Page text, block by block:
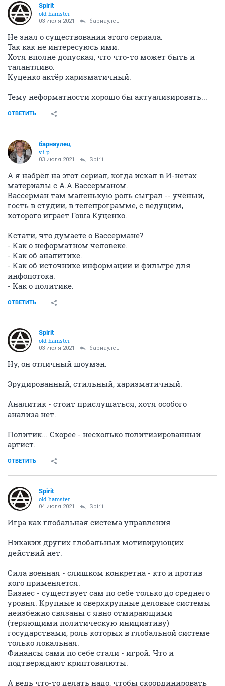
Spirit
old hamster
03 июля 2021 барнаулец
Не знал о существовании этого сериала.
Так как не интересуюсь ими.
Хотя вполне допуская, что что-то может быть и
талантливо.
Куценко актёр харизматичный.
Тему неформатности хорошо бы актуализировать...
ОТВЕТИТЬ
барнаулец
v.i.p.
03 июля 2021 Spirit
А я набрёл на этот сериал, когда искал в И-нетах
материалы с А.А.Вассерманом.
Вассерман там маленькую роль сыграл -- учёный,
гость в студии, в телепрограмме, с ведущим,
которого играет Гоша Куценко.
Кстати, что думаете о Вассермане?
- Как о неформатном человеке.
- Как об аналитике.
- Как об источнике информации и фильтре для
инфопотока.
- Как о политике.
ОТВЕТИТЬ
Spirit
old hamster
03 июля 2021 барнаулец
Ну, он отличный шоумэн.
Эрудированный, стильный, харизматичный.
Аналитик - стоит прислушаться, хотя особого
анализа нет.
Политик... Скорее - несколько политизированный
артист.
ОТВЕТИТЬ
Spirit
old hamster
04 июля 2021 Spirit
Игра как глобальная система управления
Никаких других глобальных мотивирующих
действий нет.
Сила военная - слишком конкретна - кто и против
кого применяется.
Бизнес - существует сам по себе только до среднего
уровня. Крупные и сверхкрупные деловые системы
неизбежно связаны с явно отмирающими
(теряющими политическую инициативу)
государствами, роль которых в глобальной системе
только локальная.
Финансы сами по себе стали - игрой. Что и
подтверждают криптовалюты.
А ведь что-то делать надо, чтобы скоординировать